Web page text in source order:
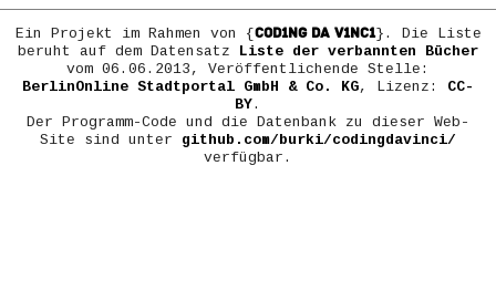
Ein Projekt im Rahmen von {COD1NG DA V1NC1}. Die Liste
beruht auf dem Datensatz
Liste der verbannten Bücher
vom 06.06.2013, Veröffentlichende Stelle:
BerlinOnline Stadtportal GmbH & Co. KG, Lizenz: CC-
BY.
Der Programm-Code und die Datenbank zu dieser Web-
Site sind unter github.com/burki/codingdavinci/
verfügbar.